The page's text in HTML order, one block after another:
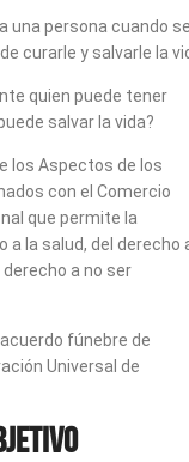
una persona cuando
curarle y salvarle la
quien puede tener
salvar la vida?
los Aspectos de los
con el Comercio
que permite la
a la salud, del derecho
a no ser
fúnebre de
Universal de